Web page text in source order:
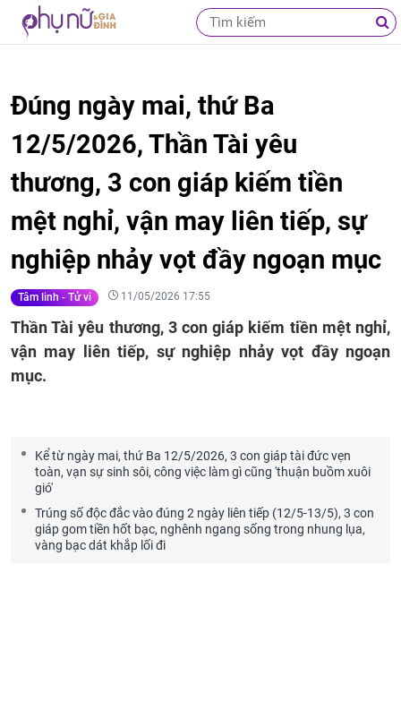
Đúng ngày mai, thứ Ba
12/5/2026, Thần Tài yêu
thương, 3 con giáp kiếm tiền
mệt nghỉ, vận may liên tiếp, sự
nghiệp nhảy vọt đầy ngoạn mục
Tâm linh - Tử vi 11/05/2026 17:55
Thần Tài yêu thương, 3 con giáp kiếm tiền mệt nghỉ,
vận may liên tiếp, sự nghiệp nhảy vọt đầy ngoạn
mục.
Kể từ ngày mai, thứ Ba 12/5/2026, 3 con giáp tài đức vẹn
toàn, vạn sự sinh sôi, công việc làm gì cũng 'thuận buồm xuôi
gió'
Trúng số độc đắc vào đúng 2 ngày liên tiếp (12/5-13/5), 3 con
giáp gom tiền hốt bạc, nghênh ngang sống trong nhung lụa,
vàng bạc dát khắp lối đi